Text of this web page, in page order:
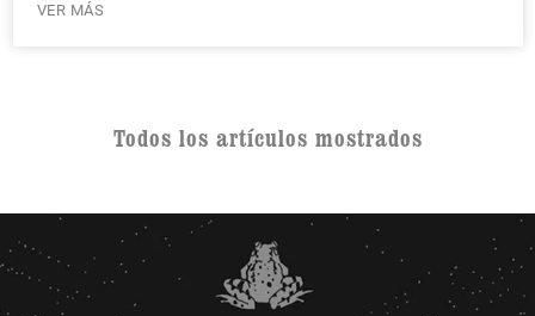
VER MÁS
Todos los artículos mostrados